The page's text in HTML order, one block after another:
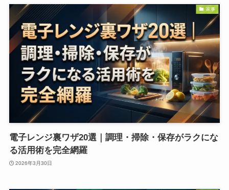
家事
電子レンジ裏ワザ20選｜調理・掃除・保存がラクにな
る活用術を完全網羅
2026年3月30日